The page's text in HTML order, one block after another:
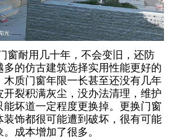
窗耐用几十年，不会变旧，还防
多的仿古建筑选择实用性能更好的
木质门窗年限一长甚至还没有几年
开裂积满灰尘，没办法清理，维护
能坏道一定程度更换掉。更换门窗
装饰都很可能遭到破坏，很有可能
成本增加了很多。